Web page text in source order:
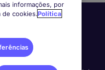
informações, por
de cookies.Política